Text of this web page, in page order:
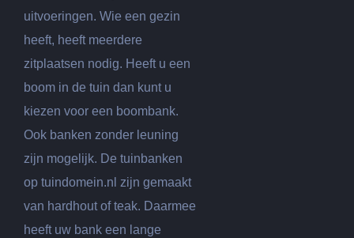
uitvoeringen. Wie een gezin
heeft, heeft meerdere
zitplaatsen nodig. Heeft u een
boom in de tuin dan kunt u
kiezen voor een boombank.
Ook banken zonder leuning
zijn mogelijk. De tuinbanken
op tuindomein.nl zijn gemaakt
van hardhout of teak. Daarmee
heeft uw bank een lange